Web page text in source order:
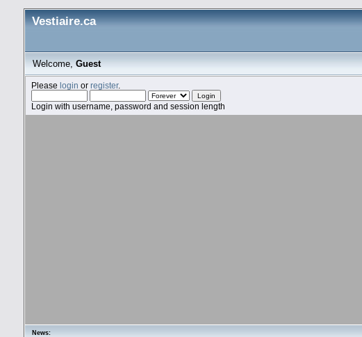
Vestiaire.ca
Welcome,Guest
Please login or register.
Login with username, password and session length
News: